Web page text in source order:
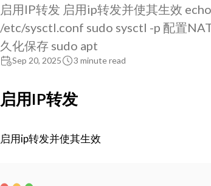
启用IP转发 启用ip转发并使其生效
/etc/sysctl.conf sudo sysctl -p 配置
久化保存 sudo apt
Sep 20, 2025 3 minute read
启用IP转发
启用ip转发并使其生效